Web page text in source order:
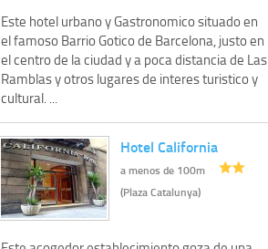
Este hotel urbano y Gastronomico situado en
el famoso Barrio Gotico de Barcelona, justo en
el centro de la ciudad y a poca distancia de Las
Ramblas y otros lugares de interes turistico y
cultural. ...
Hotel California
a menos de 100m
(Plaza Catalunya)